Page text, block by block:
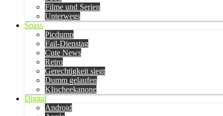
Filme und Serien
Unterwegs
Spass
Picdump
Fail-Dienstag
Cute News
Retro
Gerechtigkeit siegt
Dumm gelaufen
Klischeekanone
Digital
Android